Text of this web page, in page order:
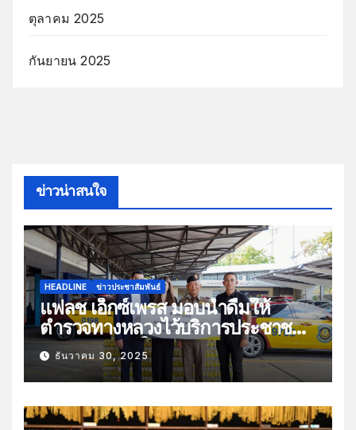
ตุลาคม 2025
กันยายน 2025
ข่าวน่าสนใจ
HEADLINE ข่าวประชาสัมพันธ์
แฟลช เอ็กซ์เพรส มอบน้ำดื่มให้
ตำรวจทางหลวงไว้บริการประชาชน
ช่วงเทศกาลปีใหม่
ธันวาคม 30, 2025